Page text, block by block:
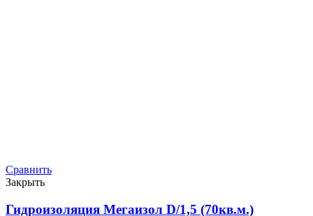
Сравнить
Закрыть
Гидроизоляция Мегаизол D/1,5 (70кв.м.)